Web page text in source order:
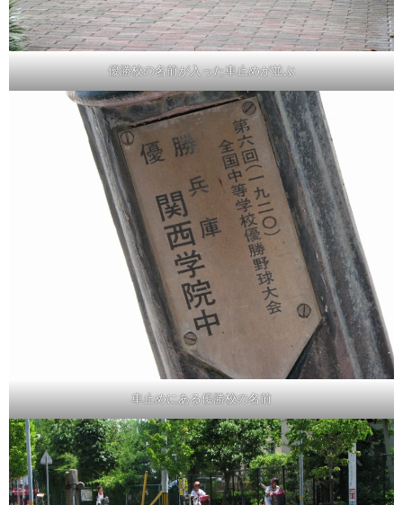
優勝校の名前が入った車止めが並ぶ
車止めにある優勝校の名前